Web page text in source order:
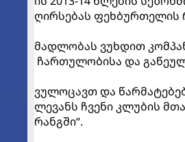
ღირსებას ფეხბურთელის
მადლობას ვუხდით
ჩართულობისა და
ვულოცავთ და
ლევანს ჩვენი კლუბის
რანგში“.